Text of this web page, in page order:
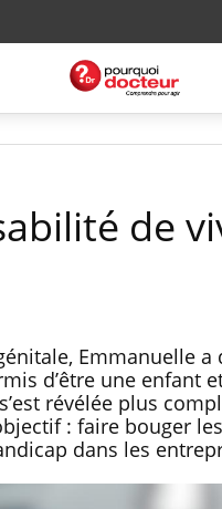
de
Emmanuelle a
d’être une enfant
révélée plus
: faire bouger
dans les